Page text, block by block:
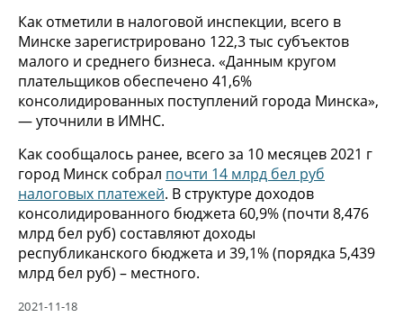
Как отметили в налоговой инспекции, всего в
Минске зарегистрировано 122,3 тыс субъектов
малого и среднего бизнеса. «Данным кругом
плательщиков обеспечено 41,6%
консолидированных поступлений города Минска»,
— уточнили в ИМНС.
Как сообщалось ранее, всего за 10 месяцев 2021 г
город Минск собрал почти 14 млрд бел руб
налоговых платежей. В структуре доходов
консолидированного бюджета 60,9% (почти 8,476
млрд бел руб) составляют доходы
республиканского бюджета и 39,1% (порядка 5,439
млрд бел руб) – местного.
2021-11-18